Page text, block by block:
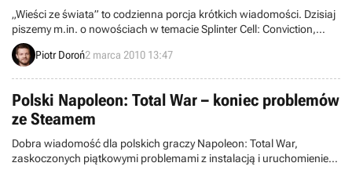
„Wieści ze świata” to codzienna porcja krótkich wiadomości. Dzisiaj
piszemy m.in. o nowościach w temacie Splinter Cell: Conviction,
przenośnych przygodach Sherlocka Holmesa, pudełkowej
kompilacji dodatków do Borderlands, a także szczegółach Tokyo
Piotr Doroń2 marca 2010 13:47
Polski Napoleon: Total War – koniec problemów
ze Steamem
Dobra wiadomość dla polskich graczy Napoleon: Total War,
zaskoczonych piątkowymi problemami z instalacją i uruchomieniem